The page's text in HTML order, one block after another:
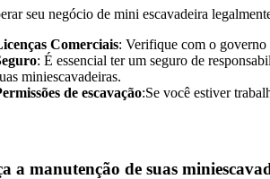
seu negócio de mini escavadeira
Comerciais: Verifique com o governo
: É essencial ter um seguro de
miniescavadeiras.
de escavação:Se você estiver
a manutenção de suas